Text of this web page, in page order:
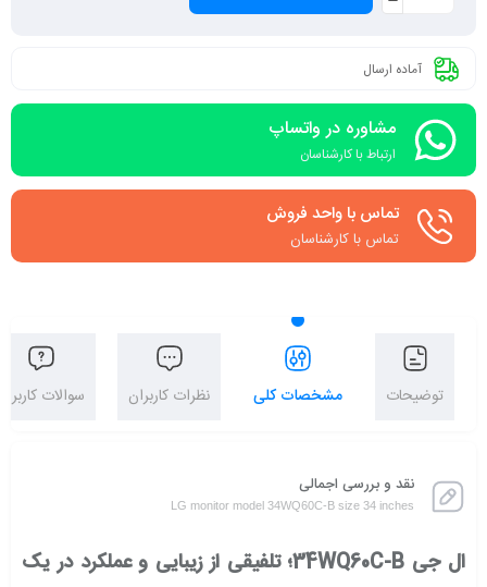
آماده ارسال
مشاوره در واتساپ
ارتباط با کارشناسان
تماس با واحد فروش
تماس با کارشناسان
توضیحات مشخصات کلی نظرات کاربران سوالات
نقد و بررسی اجمالی
LG monitor model 34WQ60C-B size 34 inches
ال جی 34WQ60C-B؛ تلفیقی از زیبایی و عملکرد در یک